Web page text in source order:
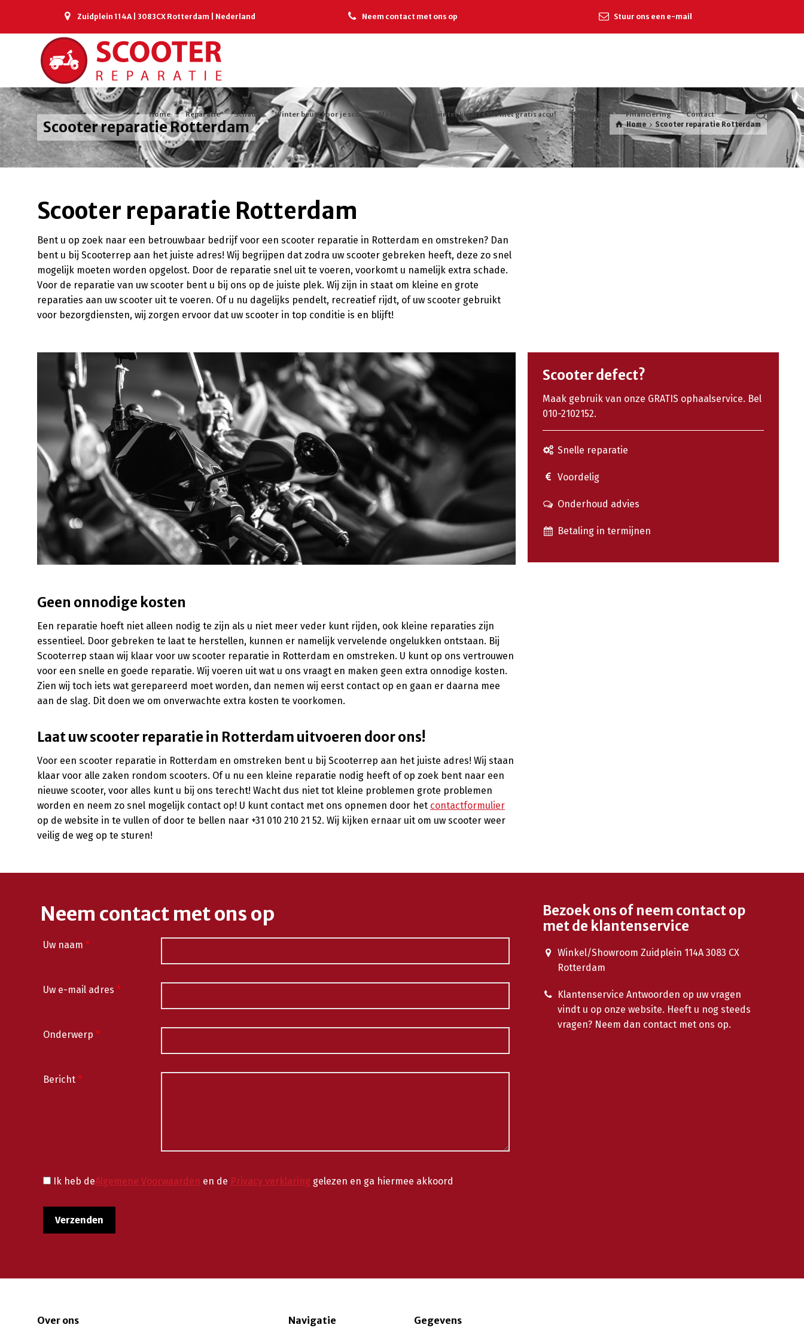
Zuidplein 114A | 3083CX Rotterdam | Nederland Neem contact met ons op Stuur ons een e-mail
Home Reparatie Schade Winter beurt voor je scooter. Maak je scooter winter klaar! €150 met gratis accu! Prijzenlijst Financiering Contact
Scooter reparatie Rotterdam Home Scooter reparatie Rotterdam
Scooter reparatie Rotterdam
Bent u op zoek naar een betrouwbaar bedrijf voor een scooter reparatie in Rotterdam en omstreken? Dan
bent u bij Scooterrep aan het juiste adres! Wij begrijpen dat zodra uw scooter gebreken heeft, deze zo snel
mogelijk moeten worden opgelost. Door de reparatie snel uit te voeren, voorkomt u namelijk extra schade.
Voor de reparatie van uw scooter bent u bij ons op de juiste plek. Wij zijn in staat om kleine en grote
reparaties aan uw scooter uit te voeren. Of u nu dagelijks pendelt, recreatief rijdt, of uw scooter gebruikt
voor bezorgdiensten, wij zorgen ervoor dat uw scooter in top conditie is en blijft!
Scooter defect?
Maak gebruik van onze GRATIS ophaalservice. Bel
010-2102152.
Snelle reparatie
Voordelig
Onderhoud advies
Betaling in termijnen
Geen onnodige kosten
Een reparatie hoeft niet alleen nodig te zijn als u niet meer veder kunt rijden, ook kleine reparaties zijn
essentieel. Door gebreken te laat te herstellen, kunnen er namelijk vervelende ongelukken ontstaan. Bij
Scooterrep staan wij klaar voor uw scooter reparatie in Rotterdam en omstreken. U kunt op ons vertrouwen
voor een snelle en goede reparatie. Wij voeren uit wat u ons vraagt en maken geen extra onnodige kosten.
Zien wij toch iets wat gerepareerd moet worden, dan nemen wij eerst contact op en gaan er daarna mee
aan de slag. Dit doen we om onverwachte extra kosten te voorkomen.
Laat uw scooter reparatie in Rotterdam uitvoeren door ons!
Voor een scooter reparatie in Rotterdam en omstreken bent u bij Scooterrep aan het juiste adres! Wij staan
klaar voor alle zaken rondom scooters. Of u nu een kleine reparatie nodig heeft of op zoek bent naar een
nieuwe scooter, voor alles kunt u bij ons terecht! Wacht dus niet tot kleine problemen grote problemen
worden en neem zo snel mogelijk contact op! U kunt contact met ons opnemen door het contactformulier
op de website in te vullen of door te bellen naar +31 010 210 21 52. Wij kijken ernaar uit om uw scooter weer
veilig de weg op te sturen!
Neem contact met ons op
Uw naam *
Uw e-mail adres *
Onderwerp *
Bericht *
Ik heb deAlgemene Voorwaarden en de Privacy verklaring gelezen en ga hiermee akkoord
Bezoek ons of neem contact op
met de klantenservice
Winkel/Showroom Zuidplein 114A 3083 CX
Rotterdam
Klantenservice Antwoorden op uw vragen
vindt u op onze website. Heeft u nog steeds
vragen? Neem dan contact met ons op.
Over ons Navigatie Gegevens